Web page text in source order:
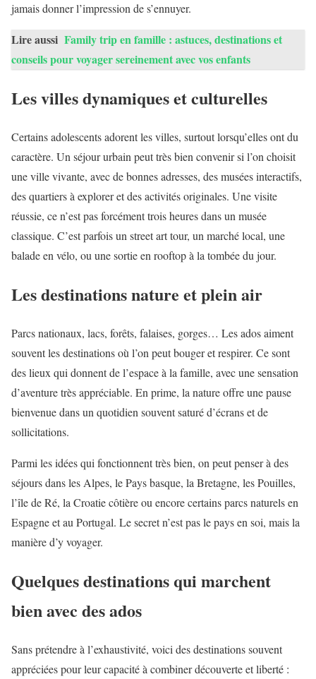
jamais donner l’impression de s’ennuyer.
Lire aussi Family trip en famille : astuces, destinations et
conseils pour voyager sereinement avec vos enfants
Les villes dynamiques et culturelles
Certains adolescents adorent les villes, surtout lorsqu’elles ont du
caractère. Un séjour urbain peut très bien convenir si l’on choisit
une ville vivante, avec de bonnes adresses, des musées interactifs,
des quartiers à explorer et des activités originales. Une visite
réussie, ce n’est pas forcément trois heures dans un musée
classique. C’est parfois un street art tour, un marché local, une
balade en vélo, ou une sortie en rooftop à la tombée du jour.
Les destinations nature et plein air
Parcs nationaux, lacs, forêts, falaises, gorges… Les ados aiment
souvent les destinations où l’on peut bouger et respirer. Ce sont
des lieux qui donnent de l’espace à la famille, avec une sensation
d’aventure très appréciable. En prime, la nature offre une pause
bienvenue dans un quotidien souvent saturé d’écrans et de
sollicitations.
Parmi les idées qui fonctionnent très bien, on peut penser à des
séjours dans les Alpes, le Pays basque, la Bretagne, les Pouilles,
l’île de Ré, la Croatie côtière ou encore certains parcs naturels en
Espagne et au Portugal. Le secret n’est pas le pays en soi, mais la
manière d’y voyager.
Quelques destinations qui marchent
bien avec des ados
Sans prétendre à l’exhaustivité, voici des destinations souvent
appréciées pour leur capacité à combiner découverte et liberté :